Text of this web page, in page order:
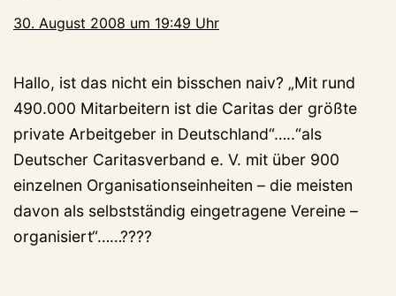
30. August 2008 um 19:49 Uhr
Hallo, ist das nicht ein bisschen naiv? „Mit rund
490.000 Mitarbeitern ist die Caritas der größte
private Arbeitgeber in Deutschland“…..“als
Deutscher Caritasverband e. V. mit über 900
einzelnen Organisationseinheiten – die meisten
davon als selbstständig eingetragene Vereine –
organisiert“……????